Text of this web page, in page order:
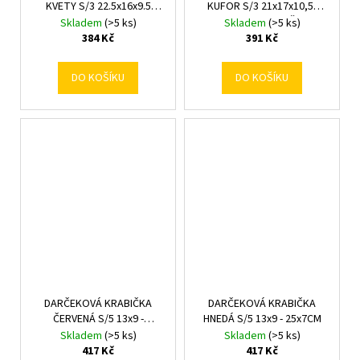
KVETY S/3 22.5x16x9.5
/20x14x7.5/17.5x12x5.5CM
ČERVENÁ
Skladem (>5 ks)
384 Kč
DO KOŠÍKU
KUFOR S/3 21x17x10,5-
27,2x23x14CM RUŽOVO
BIELA
Skladem (>5 ks)
391 Kč
DO KOŠÍKU
DARČEKOVÁ KRABIČKA
ČERVENÁ S/5 13x9 -
25x7CM
Skladem (>5 ks)
417 Kč
DARČEKOVÁ KRABIČKA
HNEDÁ S/5 13x9 - 25x7CM
Skladem (>5 ks)
417 Kč